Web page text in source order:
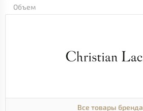
Объем
Все товары бренда